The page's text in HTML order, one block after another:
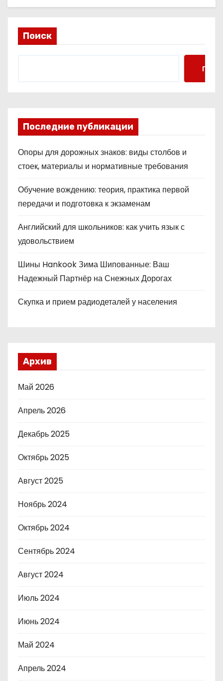
Поиск
Поиск
Последние публикации
Опоры для дорожных знаков: виды столбов и
стоек, материалы и нормативные требования
Обучение вождению: теория, практика первой
передачи и подготовка к экзаменам
Английский для школьников: как учить язык с
удовольствием
Шины Hankook Зима Шипованные: Ваш
Надежный Партнёр на Снежных Дорогах
Скупка и прием радиодеталей у населения
Архив
Май 2026
Апрель 2026
Декабрь 2025
Октябрь 2025
Август 2025
Ноябрь 2024
Октябрь 2024
Сентябрь 2024
Август 2024
Июль 2024
Июнь 2024
Май 2024
Апрель 2024